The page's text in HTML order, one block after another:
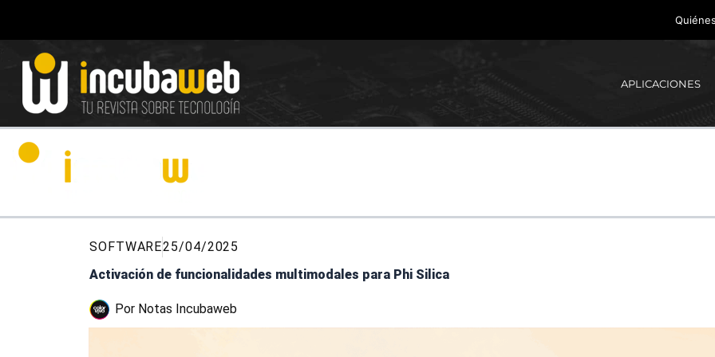
contenido
APLICACIONES
SOFTWARE25/04/2025
Activación de funcionalidades multimodales para Phi Silica
Por Notas Incubaweb